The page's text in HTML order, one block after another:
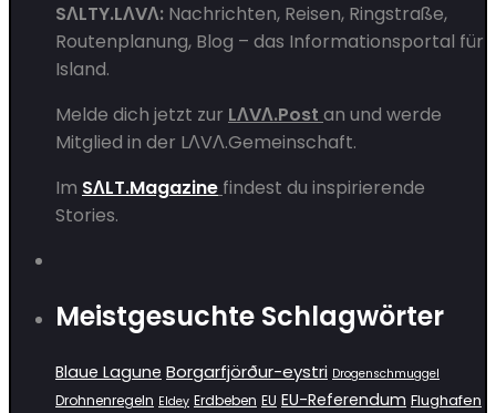
SΛLTY.LΛVΛ: Nachrichten, Reisen, Ringstraße,
Routenplanung, Blog – das Informationsportal für
Island.
Melde dich jetzt zur LΛVΛ.Post an und werde
Mitglied in der LΛVΛ.Gemeinschaft.
Im SΛLT.Magazine findest du inspirierende
Stories.
Meistgesuchte Schlagwörter
Blaue Lagune Borgarfjörður-eystri Drogenschmuggel
Drohnenregeln Eldey Erdbeben EU EU-Referendum Flughafen